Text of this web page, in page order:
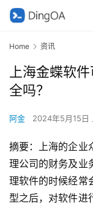
Home 资讯
上海金蝶软
全吗？
阿金 2024年5月15日
摘要：上海的企业
理公司的财务及业
理软件的时候经常
型之后，对软件进